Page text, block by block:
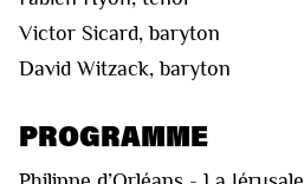
Victor Sicard, baryton
David Witzack, baryton
PROGRAMME